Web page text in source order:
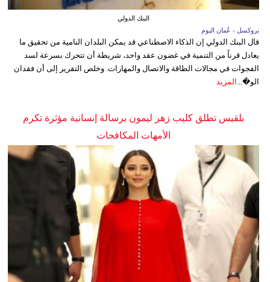
البنك الدولي
بروكسل - عُمان اليوم
قال البنك الدولي إن الذكاء الاصطناعي قد يمكن البلدان النامية من تحقيق ما
يعادل قرناً من التنمية في غضون عقد واحد، شريطة أن تتحرك بسرعة لسد
الفجوات في مجالات الطاقة والاتصال والمهارات. وخلص التقرير إلى أن فقدان
الو�... المزيد
بلقيس تطلق كليب زهر ليمون برسالة إنسانية مؤثرة تكرم
الأمهات المكافحات